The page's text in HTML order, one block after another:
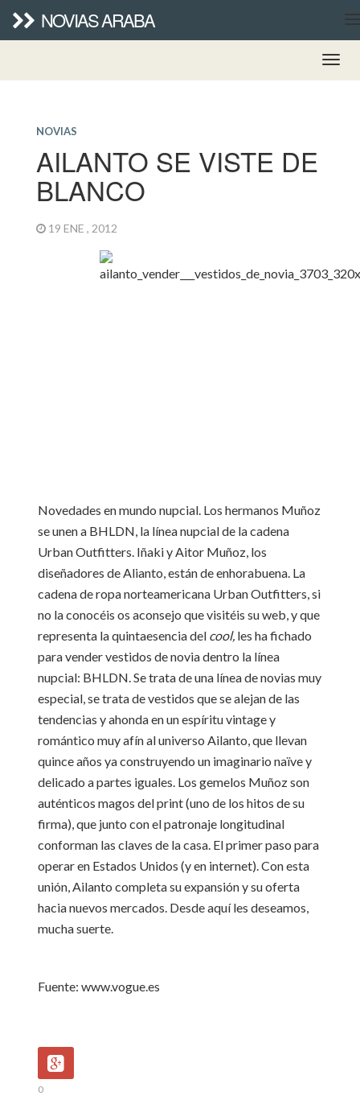
NOVIAS ARABA
NOVIAS
AILANTO SE VISTE DE
BLANCO
19 ENE , 2012
Novedades en mundo nupcial. Los hermanos Muñoz
se unen a BHLDN, la línea nupcial de la cadena
Urban Outfitters. Iñaki y Aitor Muñoz, los
diseñadores de Alianto, están de enhorabuena. La
cadena de ropa norteamericana Urban Outfitters, si
no la conocéis os aconsejo que visitéis su web, y que
representa la quintaesencia del cool,les ha fichado
para vender vestidos de novia dentro la línea
nupcial: BHLDN. Se trata de una línea de novias muy
especial, se trata de vestidos que se alejan de las
tendencias y ahonda en un espíritu vintage y
romántico muy afín al universo Ailanto, que llevan
quince años ya construyendo un imaginario naïve y
delicado a partes iguales. Los gemelos Muñoz son
auténticos magos del print (uno de los hitos de su
firma), que junto con el patronaje longitudinal
conforman las claves de la casa. El primer paso para
operar en Estados Unidos (y en internet). Con esta
unión, Ailanto completa su expansión y su oferta
hacia nuevos mercados. Desde aquí les deseamos,
mucha suerte.
Fuente: www.vogue.es
0